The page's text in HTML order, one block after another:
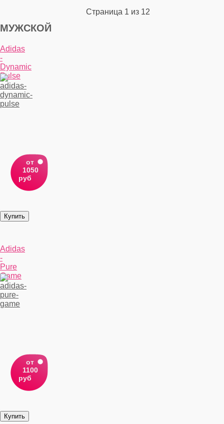
Страница 1 из 12
МУЖСКОЙ
Adidas
-
Dynamic
Pulse
от
1050
руб
Adidas
-
Pure
Game
от
1100
руб